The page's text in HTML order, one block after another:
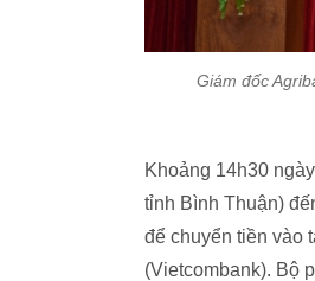
Giám đốc
Khoảng 14h30
tỉnh Bình Thuận)
để chuyển tiền vào
(Vietcombank). Bộ